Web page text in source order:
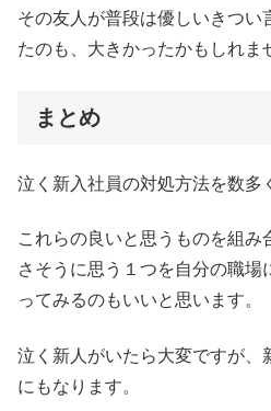
その友人が普段は優しいきつい
たのも、大きかったかもしれま
まとめ
泣く新入社員の対処方法を数多
これらの良いと思うものを組み
さそうに思う１つを自分の職場
ってみるのもいいと思います。
泣く新人がいたら大変ですが、
にもなります。